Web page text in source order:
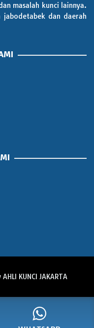
masalah kunci lainnya.
dan daerah
AHLI KUNCI JAKARTA